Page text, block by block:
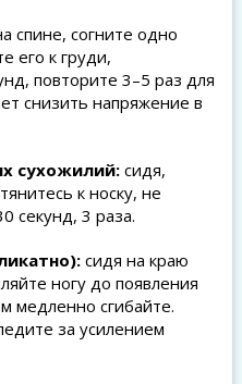
спине, согните одно
его к груди,
повторите 3–5 раз для
снизить напряжение в
сухожилий:сидя,
к носку, не
секунд, 3 раза.
сидя на краю
ногу до появления
медленно сгибайте.
за усилением